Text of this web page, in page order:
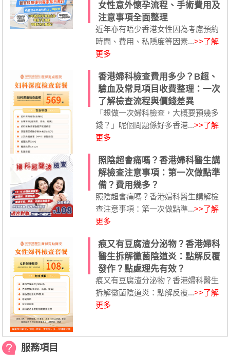
女性意外懷孕流程、手術費用及
注意事項全面整理
近年亦有唔少香港女性因為考慮預約
時間、費用、私隱度等因素...>>了解
更多
香港婦科檢查費用多少？B超、
驗血及常見項目收費整理：一次
了解檢查流程與價錢差異
「想做一次婦科檢查，大概要預幾多
錢？」呢個問題係好多香港...>>了解
更多
照陰超會痛嗎？香港婦科醫生講
解檢查注意事項：第一次做點準
備？費用幾多？
照陰超會痛嗎？香港婦科醫生講解檢
查注意事項：第一次做點準...>>了解
更多
痕又有豆腐渣分泌物？香港婦科
醫生拆解黴菌陰道炎：點解反覆
發作？點處理先有效？
痕又有豆腐渣分泌物？香港婦科醫生
拆解黴菌陰道炎：點解反覆...>>了解
更多
服務項目